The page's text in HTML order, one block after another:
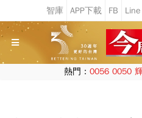
熱門： 0056 0050